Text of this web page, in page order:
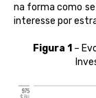
na forma como
interesse por
Figura 1 –